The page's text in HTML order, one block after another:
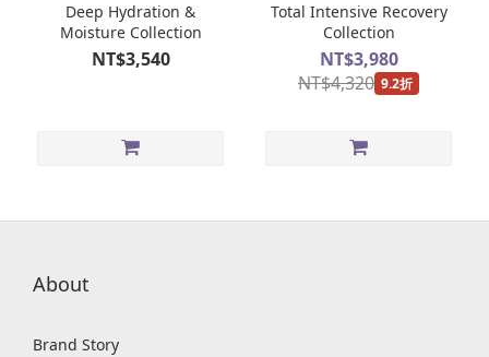
Deep Hydration &
Moisture Collection
NT$3,540
Total Intensive Recovery
Collection
NT$3,980
NT$4,320 9.2折
About
Brand Story